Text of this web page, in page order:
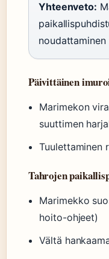
Yhteenveto:
Päivittäinen
Marimekon
suuttimen
Tuulettaminen
Tahrojen
Marimekko
hoito-ohjeet)
Vältä